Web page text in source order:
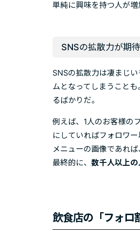
単純に興味を持つ人が増
SNSの拡散力が期
SNSの拡散力は凄まじ
ムとなってしまうこと
るばかりだ。
例えば、1人のお客様の
にしていればフォロワ
メニューの画像であれ
最終的に、数千人以上
飲食店の「フォロ